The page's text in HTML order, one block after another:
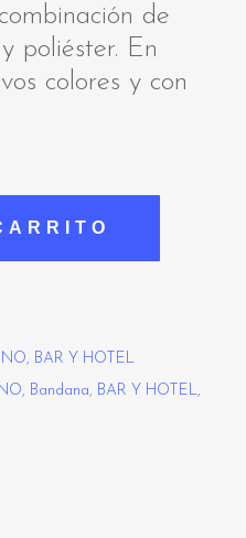
de
poliéster. En
colores y con
BAR Y HOTEL
, Bandana, BAR Y HOTEL,